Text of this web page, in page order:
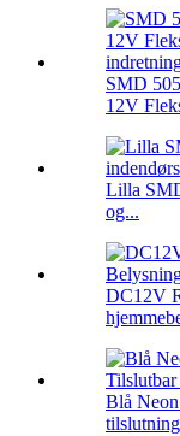
SMD
12V
Lilla
og...
DC12V
Blå